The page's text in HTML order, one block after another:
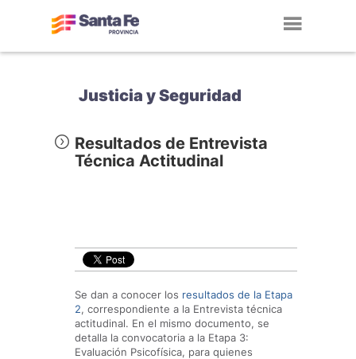
Justicia y Seguridad
Resultados de Entrevista
Técnica Actitudinal
Se dan a conocer los resultados de la Etapa
2, correspondiente a la Entrevista técnica
actitudinal. En el mismo documento, se
detalla la convocatoria a la Etapa 3:
Evaluación Psicofísica, para quienes